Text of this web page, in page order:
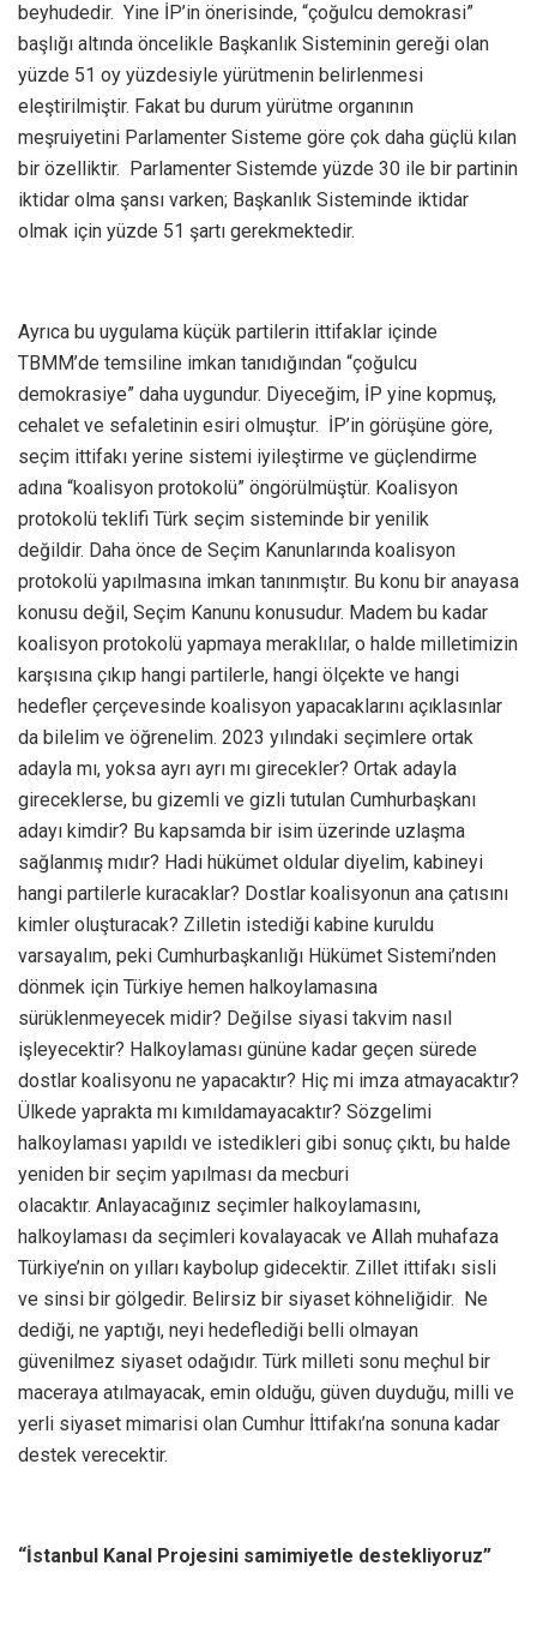
beyhudedir. Yine İP’in önerisinde, “çoğulcu demokrasi”
başlığı altında öncelikle Başkanlık Sisteminin gereği olan
yüzde 51 oy yüzdesiyle yürütmenin belirlenmesi
eleştirilmiştir. Fakat bu durum yürütme organının
meşruiyetini Parlamenter Sisteme göre çok daha güçlü kılan
bir özelliktir. Parlamenter Sistemde yüzde 30 ile bir partinin
iktidar olma şansı varken; Başkanlık Sisteminde iktidar
olmak için yüzde 51 şartı gerekmektedir.
Ayrıca bu uygulama küçük partilerin ittifaklar içinde
TBMM’de temsiline imkan tanıdığından “çoğulcu
demokrasiye” daha uygundur. Diyeceğim, İP yine kopmuş,
cehalet ve sefaletinin esiri olmuştur. İP’in görüşüne göre,
seçim ittifakı yerine sistemi iyileştirme ve güçlendirme
adına “koalisyon protokolü” öngörülmüştür. Koalisyon
protokolü teklifi Türk seçim sisteminde bir yenilik
değildir. Daha önce de Seçim Kanunlarında koalisyon
protokolü yapılmasına imkan tanınmıştır. Bu konu bir anayasa
konusu değil, Seçim Kanunu konusudur. Madem bu kadar
koalisyon protokolü yapmaya meraklılar, o halde milletimizin
karşısına çıkıp hangi partilerle, hangi ölçekte ve hangi
hedefler çerçevesinde koalisyon yapacaklarını açıklasınlar
da bilelim ve öğrenelim. 2023 yılındaki seçimlere ortak
adayla mı, yoksa ayrı ayrı mı girecekler? Ortak adayla
gireceklerse, bu gizemli ve gizli tutulan Cumhurbaşkanı
adayı kimdir? Bu kapsamda bir isim üzerinde uzlaşma
sağlanmış mıdır? Hadi hükümet oldular diyelim, kabineyi
hangi partilerle kuracaklar? Dostlar koalisyonun ana çatısını
kimler oluşturacak? Zilletin istediği kabine kuruldu
varsayalım, peki Cumhurbaşkanlığı Hükümet Sistemi’nden
dönmek için Türkiye hemen halkoylamasına
sürüklenmeyecek midir? Değilse siyasi takvim nasıl
işleyecektir? Halkoylaması gününe kadar geçen sürede
dostlar koalisyonu ne yapacaktır? Hiç mi imza atmayacaktır?
Ülkede yaprakta mı kımıldamayacaktır? Sözgelimi
halkoylaması yapıldı ve istedikleri gibi sonuç çıktı, bu halde
yeniden bir seçim yapılması da mecburi
olacaktır. Anlayacağınız seçimler halkoylamasını,
halkoylaması da seçimleri kovalayacak ve Allah muhafaza
Türkiye’nin on yılları kaybolup gidecektir. Zillet ittifakı sisli
ve sinsi bir gölgedir. Belirsiz bir siyaset köhneliğidir. Ne
dediği, ne yaptığı, neyi hedeflediği belli olmayan
güvenilmez siyaset odağıdır. Türk milleti sonu meçhul bir
maceraya atılmayacak, emin olduğu, güven duyduğu, milli ve
yerli siyaset mimarisi olan Cumhur İttifakı’na sonuna kadar
destek verecektir.
“İstanbul Kanal Projesini samimiyetle destekliyoruz”